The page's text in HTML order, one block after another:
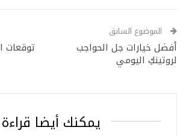
الموضوع السابق
أفضل خيارات جل الحواجب
لروتينكِ اليومي
توقعات
يمكنك أيضا قراءة